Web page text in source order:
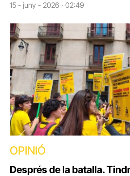
15 - juny - 2026 · 02:49
OPINIÓ
Després de la batalla.